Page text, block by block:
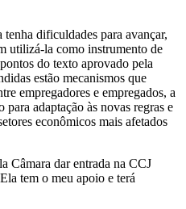
dificuldades para avançar,
utilizá-la como instrumento de
do texto aprovado pela
estão mecanismos que
empregadores e empregados, a
adaptação às novas regras e
econômicos mais afetados
Câmara dar entrada na CCJ
tem o meu apoio e terá